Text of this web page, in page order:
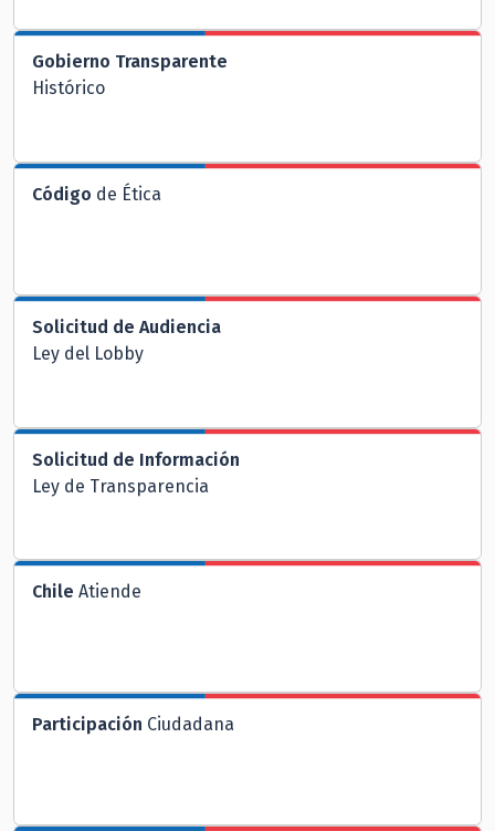
Gobierno Transparente
Histórico
Código de Ética
Solicitud de Audiencia
Ley del Lobby
Solicitud de Información
Ley de Transparencia
Chile Atiende
Participación Ciudadana